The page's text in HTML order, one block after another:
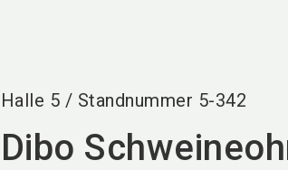
Halle 5 / Standnummer 5-342
Dibo